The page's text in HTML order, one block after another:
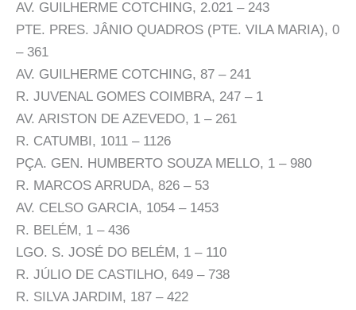
AV. GUILHERME COTCHING, 2.021 – 243
PTE. PRES. JÂNIO QUADROS (PTE. VILA MARIA), 0
– 361
AV. GUILHERME COTCHING, 87 – 241
R. JUVENAL GOMES COIMBRA, 247 – 1
AV. ARISTON DE AZEVEDO, 1 – 261
R. CATUMBI, 1011 – 1126
PÇA. GEN. HUMBERTO SOUZA MELLO, 1 – 980
R. MARCOS ARRUDA, 826 – 53
AV. CELSO GARCIA, 1054 – 1453
R. BELÉM, 1 – 436
LGO. S. JOSÉ DO BELÉM, 1 – 110
R. JÚLIO DE CASTILHO, 649 – 738
R. SILVA JARDIM, 187 – 422